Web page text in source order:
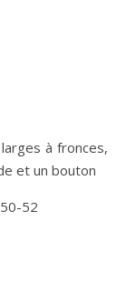
et un bouton
52